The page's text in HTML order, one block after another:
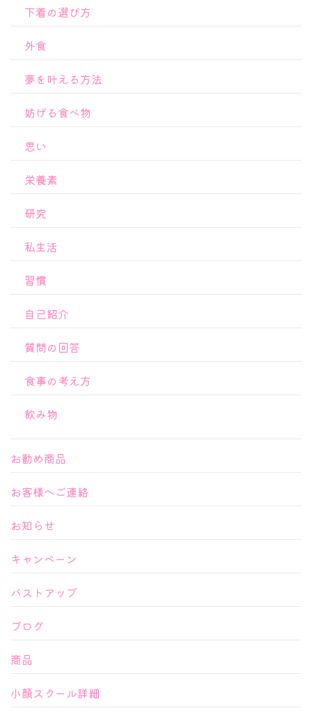
下着の選び方
外食
夢を叶える方法
妨げる食べ物
思い
栄養素
研究
私生活
習慣
自己紹介
質問の回答
食事の考え方
飲み物
お勧め商品
お客様へご連絡
お知らせ
キャンペーン
バストアップ
ブログ
商品
小顔スクール詳細